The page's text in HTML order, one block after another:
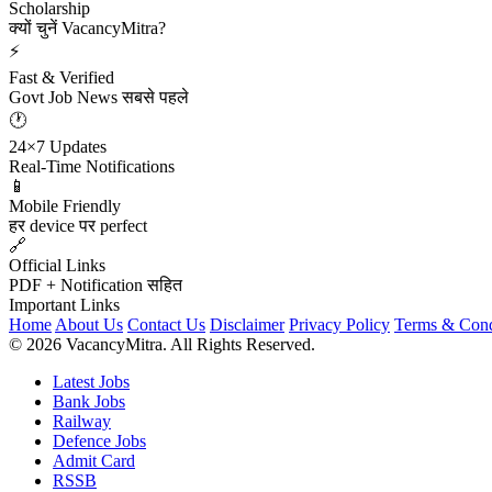
Scholarship
क्यों चुनें VacancyMitra?
⚡
Fast & Verified
Govt Job News सबसे पहले
🕐
24×7 Updates
Real-Time Notifications
📱
Mobile Friendly
हर device पर perfect
🔗
Official Links
PDF + Notification सहित
Important Links
Home About Us Contact Us Disclaimer Privacy Policy Terms &
© 2026 VacancyMitra. All Rights Reserved.
Latest Jobs
Bank Jobs
Railway
Defence Jobs
Admit Card
RSSB